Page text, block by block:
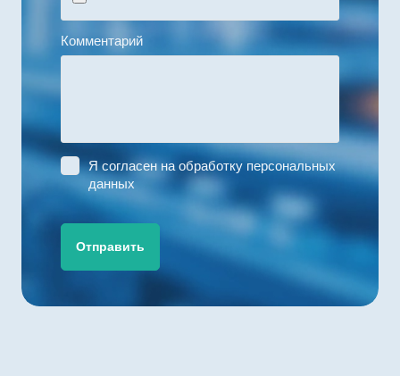
Комментарий
Я согласен на обработку персональных
данных
Отправить